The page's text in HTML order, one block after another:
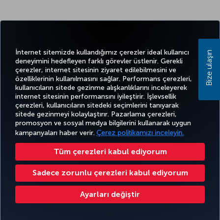
İnternet sitemizde kullandığımız çerezler ideal kullanıcı
deneyimini hedefleyen farklı görevler üstlenir. Gerekli
çerezler, internet sitesinin ziyaret edilebilmesini ve
özelliklerinin kullanılmasını sağlar. Performans çerezleri,
kullanıcıların sitede gezinme alışkanlıklarını inceleyerek
internet sitesinin performansını iyileştirir. İşlevsellik
çerezleri, kullanıcıların sitedeki seçimlerini tanıyarak
sitede gezinmeyi kolaylaştırır. Pazarlama çerezleri,
promosyon ve sosyal medya bilgilerini kullanarak uygun
kampanyaları haber verir. Çerez politikamızı inceleyin.
Tüm çerezleri kabul ediyorum
Sadece zorunlu çerezleri kabul ediyorum
Ayarları değiştir
Bize ulaşın